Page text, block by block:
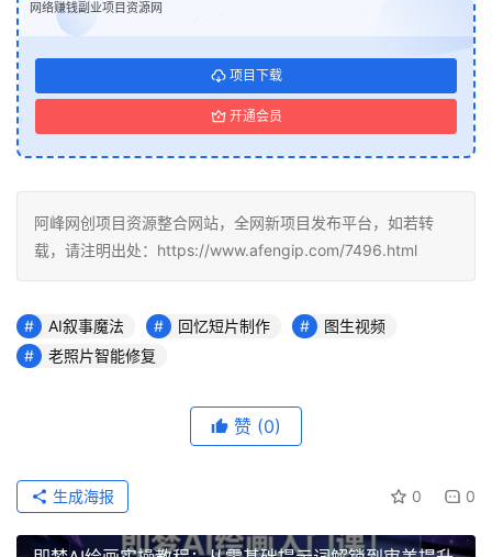
网络赚钱副业项目资源网
项目下载
开通会员
阿峰网创项目资源整合网站，全网新项目发布平台，如若转
载，请注明出处：https://www.afengip.com/7496.html
AI叙事魔法 回忆短片制作
图生视频
老照片智能修复
赞 (0)
0 0
生成海报